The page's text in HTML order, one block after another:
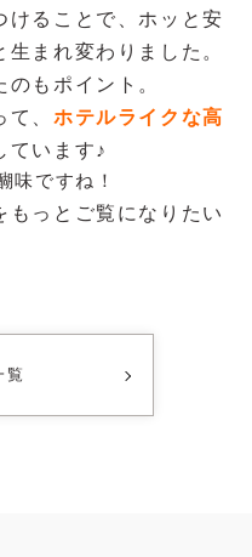
けることで、ホッと安
まれ変わりました。
もポイント。
、 ホテルライクな高
ています♪
味ですね！
もっとご覧になりたい
覧